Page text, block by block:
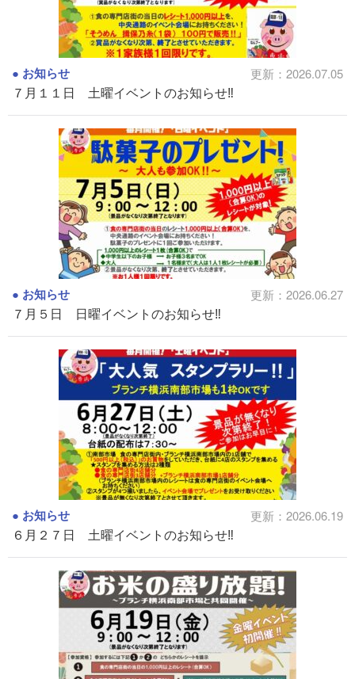
お知らせ 更新：2026.07.05
７月１１日 土曜イベントのお知らせ‼
お知らせ 更新：2026.06.27
７月５日 日曜イベントのお知らせ‼
お知らせ 更新：2026.06.19
６月２７日 土曜イベントのお知らせ‼